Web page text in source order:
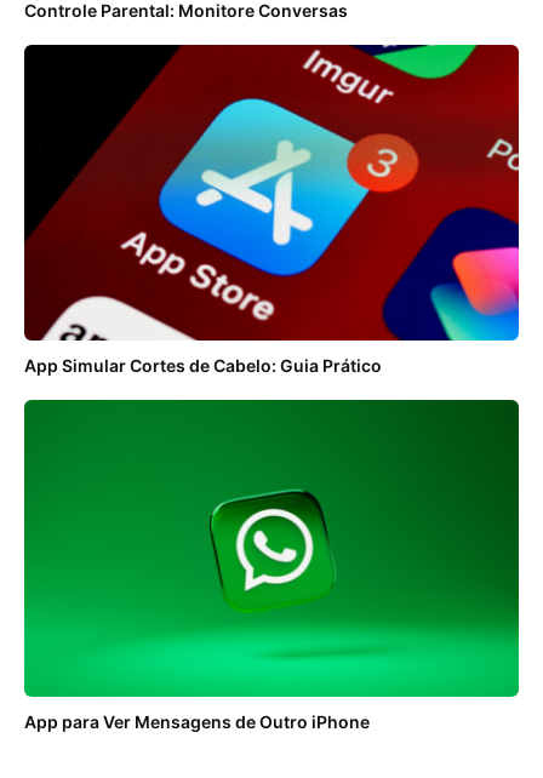
Controle Parental: Monitore Conversas
App Simular Cortes de Cabelo: Guia Prático
App para Ver Mensagens de Outro iPhone